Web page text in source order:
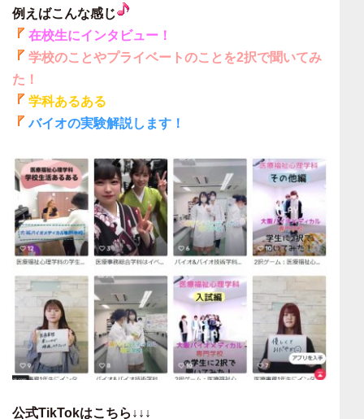
例えばこんな感じ
在校生にインタビュー！
学校のことやプライベートのことを2択で聞いてみ
た！
学科あるある
バイオの実験解説します！
公式TikTokはこちら↓↓↓